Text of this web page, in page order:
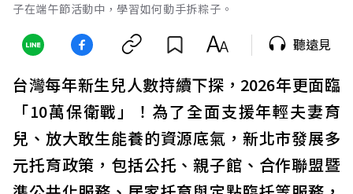
子在端午節活動中，學習如何動手拆粽子。
聽遠見
台灣每年新生兒人數持續下探，2026年更面臨
「10萬保衛戰」！為了全面支援年輕夫妻育
兒、放大敢生能養的資源底氣，新北市發展多
元托育政策，包括公托、親子館、合作聯盟暨